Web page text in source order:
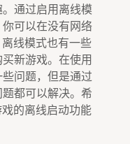
通过启用离线模
可以在没有网络
线模式也有一些
新游戏。在使用
问题，但是通过
都可以解决。希
的离线启动功能